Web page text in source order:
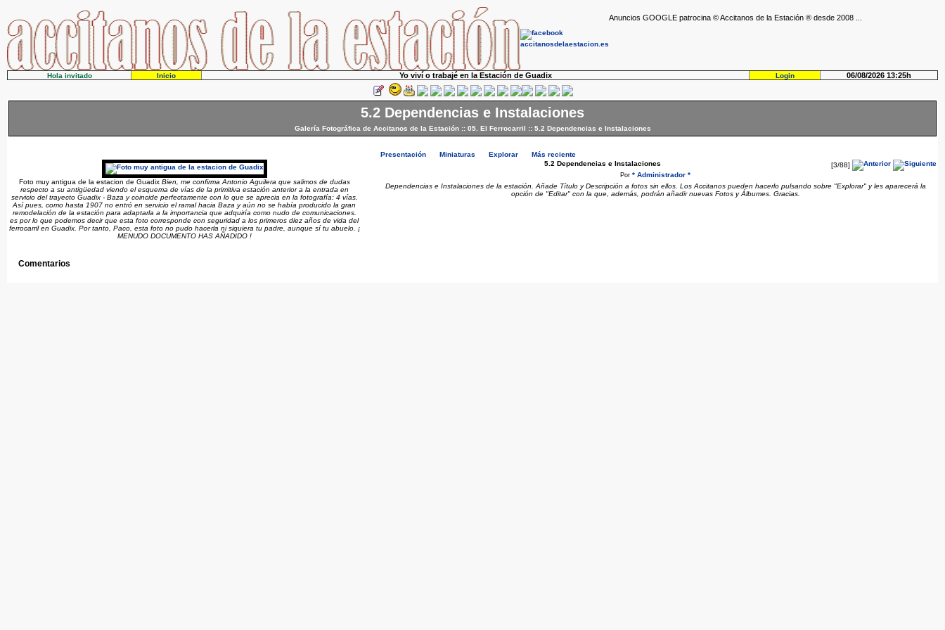
Anuncios GOOGLE patrocina © Accitanos de la Estación ® desde 2008 ...
Hola invitado Inicio Yo viví o trabajé en la Estación de Guadix Login 06/08/2026 13:25h
5.2 Dependencias e Instalaciones
Galería Fotográfica de Accitanos de la Estación:: 05. El Ferrocarril :: 5.2 Dependencias e Instalaciones
Presentación Miniaturas Explorar Más reciente
Foto muy antigua de la estacion de Guadix Bien, me confirma Antonio Aguilera que salimos de dudas
respecto a su antigüedad viendo el esquema de vías de la primitiva estación anterior a la entrada en
servicio del trayecto Guadix - Baza y coincide perfectamente con lo que se aprecia en la fotografía: 4 vías.
Así pues, como hasta 1907 no entró en servicio el ramal hacia Baza y aún no se había producido la gran
remodelación de la estación para adaptarla a la importancia que adquiría como nudo de comunicaciones.
es por lo que podemos decir que esta foto corresponde con seguridad a los primeros diez años de vida del
ferrocarril en Guadix. Por tanto, Paco, esta foto no pudo hacerla ni siquiera tu padre, aunque sí tu abuelo. ¡
MENUDO DOCUMENTO HAS AÑADIDO !
[3/88]
5.2 Dependencias e Instalaciones
Por * Administrador *
Dependencias e Instalaciones de la estación. Añade Título y Descripción a fotos sin ellos. Los Accitanos pueden hacerlo pulsando sobre "Explorar" y les aparecerá la
opción de "Editar" con la que, además, podrán añadir nuevas Fotos y Álbumes. Gracias.
Comentarios